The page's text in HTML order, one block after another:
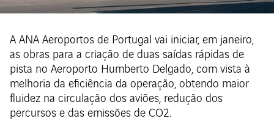
A ANA Aeroportos de Portugal vai iniciar, em janeiro,
as obras para a criação de duas saídas rápidas de
pista no Aeroporto Humberto Delgado, com vista à
melhoria da eficiência da operação, obtendo maior
fluidez na circulação dos aviões, redução dos
percursos e das emissões de CO2.